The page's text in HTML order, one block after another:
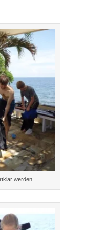
werden…